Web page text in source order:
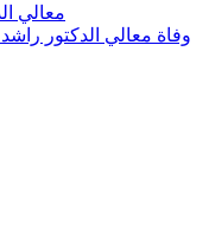
معالي
وفاة معالي الدكتور